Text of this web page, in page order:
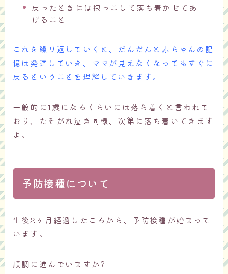
戻ったときには抱っこして落ち着かせてあ
げること
これを繰り返していくと、だんだんと赤ちゃんの記
憶は発達していき、ママが見えなくなってもすぐに
戻るということを理解していきます。
一般的に1歳になるくらいには落ち着くと言われて
おり、たそがれ泣き同様、次第に落ち着いてきます
よ。
予防接種について
生後2ヶ月経過したころから、予防接種が始まって
います。
順調に進んでいますか?